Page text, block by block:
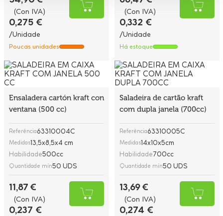
(Con IVA)
0,275 €
/Unidade
Poucas unidades
(Con IVA)
0,332 €
/Unidade
Há estoque
Ensaladera cartón kraft con
ventana (500 cc)
Referência63310004C
Medidas13,5x8,5x4 cm
Habilidade500cc
Quantidade mín50 UDS
11,87 €
(Con IVA)
0,237 €
Saladeira de cartão kraft
com dupla janela (700cc)
Referência63310005C
Medidas14x10x5cm
Habilidade700cc
Quantidade mín50 UDS
13,69 €
(Con IVA)
0,274 €